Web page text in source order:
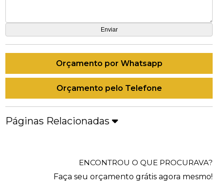
Orçamento por Whatsapp
Orçamento pelo Telefone
Páginas Relacionadas
ENCONTROU O QUE PROCURAVA?
Faça seu orçamento grátis agora mesmo!